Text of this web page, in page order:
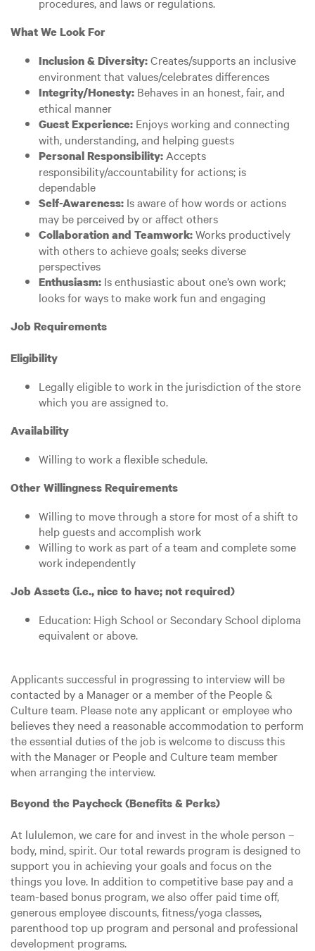
What We Look For
Inclusion & Diversity:Creates/supports an inclusive
environment that values/celebrates differences
Integrity/Honesty: Behaves in an honest, fair, and
ethical manner
Guest Experience: Enjoys working and connecting
with, understanding, and helping guests
Personal Responsibility: Accepts
responsibility/accountability for actions; is
dependable
Self-Awareness: Is aware of how words or actions
may be perceived by or affect others
Collaboration and Teamwork:Works productively
with others to achieve goals; seeks diverse
perspectives
Enthusiasm: Is enthusiastic about one’s own work;
looks for ways to make work fun and engaging
Job Requirements
Eligibility
Legally eligible to work in the jurisdiction of the store
which you are assigned to.
Availability
Willing to work a flexible schedule.
Other Willingness Requirements
Willing to move through a store for most of a shift to
help guests and accomplish work
Willing to work as part of a team and complete some
work independently
Job Assets (i.e., nice to have; not required)
Education: High School or Secondary School diploma
equivalent or above.
Applicants successful in progressing to interview will be
contacted by a Manager or a member of the People &
Culture team. Please note any applicant or employee who
believes they need a reasonable accommodation to perform
the essential duties of the job is welcome to discuss this
with the Manager or People and Culture team member
when arranging the interview.
Beyond the Paycheck (Benefits & Perks)
At lululemon, we care for and invest in the whole person –
body, mind, spirit. Our total rewards program is designed to
support you in achieving your goals and focus on the
things you love. In addition to competitive base pay and a
team-based bonus program, we also offer paid time off,
generous employee discounts, fitness/yoga classes,
parenthood top up program and personal and professional
development programs.